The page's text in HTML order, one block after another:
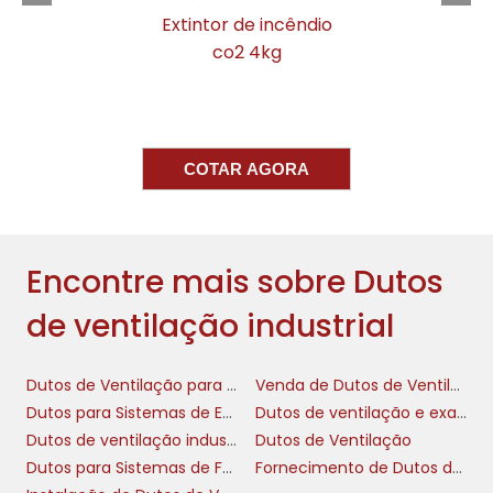
trabalho, reduzindo a necessidade de
dispositivos de climatização e, por
inteligente dos recursos financeiros da
IDEAL PARA SUA INDÚSTRIA
A escolha do duto de ventilação industrial
ideal envolve análise detalhada de diversos
fatores. Primeiro, é crucial entender o tipo de
operação da sua indústria e quais ventilações
são necessárias. Em processos que geram
vapores ou gases, a seleção de dutos com
Extintor de incêndio
co2 4kg
COTAR AGORA
Encontre mais sobre Dutos
de ventilação industrial
Dutos de Ventilação para Indústrias
Venda de Dutos de Ventilação para Fumaça
Dutos para Sistemas de Evacuação de Fumaça
Dutos de ventilação e exaustão
Dutos de ventilação industrial
Dutos de Ventilação
Dutos para Sistemas de Fumaça
Fornecimento de Dutos de Ventilação